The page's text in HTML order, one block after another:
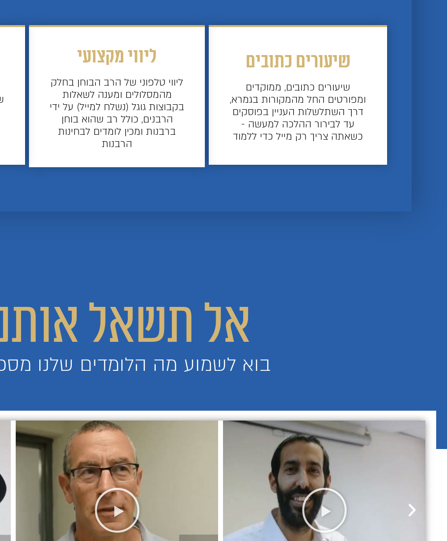
שיעורים כתובים
שיעורים כתובים, ממוקדים
ומפורטים החל מהמקורות בגמרא,
דרך השתלשלות העניין בפוסקים
עד לבירור ההלכה למעשה -
כשאתה צריך רק מייל כדי ללמוד
ליווי מקצועי
ליווי טלפוני של הרב הבוחן בחלק
מהמסלולים ומענה לשאלות
בקבוצות גוגל (נשלח למייל) על ידי
הרבנים, כולל רב שהוא בוחן
ברבנות ומכין לומדים לבחינות
הרבנות
אל תשאל
בוא לשמוע מה הלומדים שלנו